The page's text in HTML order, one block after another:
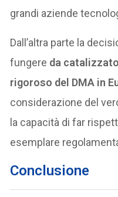
grandi aziende
Dall’altra parte la
fungere da
rigoroso del DMA in
considerazione del
la capacità di far
esemplare
Conclusione